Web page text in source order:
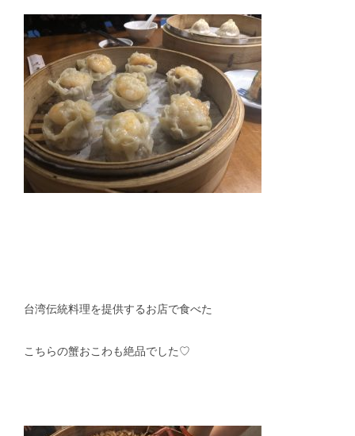
台湾伝統料理を提供するお店で食べた
こちらの蟹おこわも絶品でした♡